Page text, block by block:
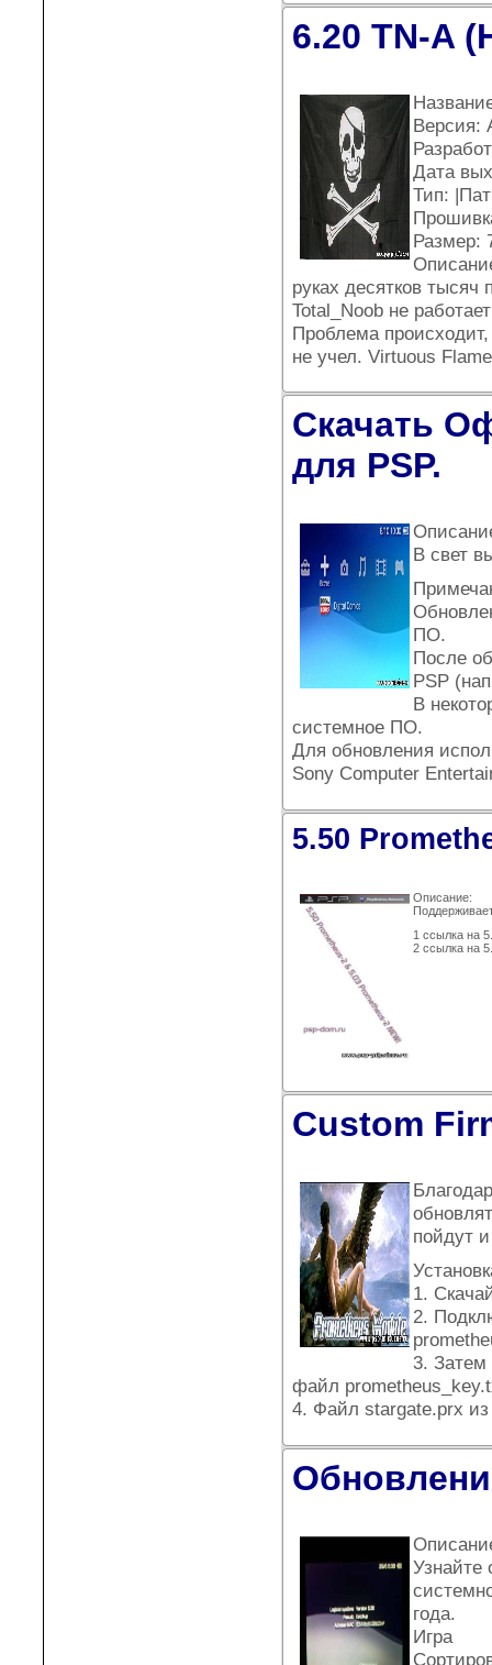
6.20 TN-A
Версия:
Дата
Тип:
Размер:
руках десятков
Total_Noob не
Проблема происходит,
не учел. Virtuous
Скачать
для PSP.
В свет
ПО.
После
PSP
В
системное ПО.
Для обновления
Sony Computer
5.50
Описание:
1 ссылка на
2 ссылка на
Custom
пойдут
1.
2.
3. Затем
файл
4. Файл stargate.prx
Узнайте
года.
Игра